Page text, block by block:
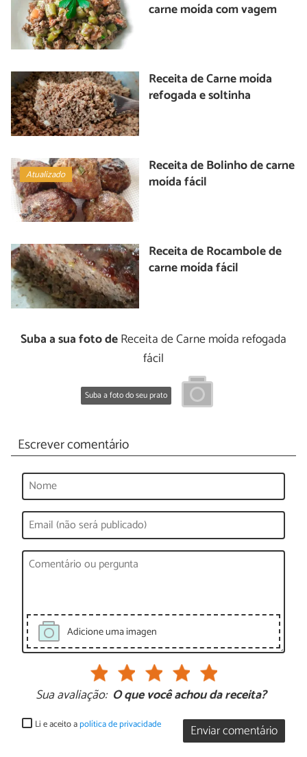
carne moída com vagem
Receita de Carne moída
refogada e soltinha
Atualizado
Receita de Bolinho de carne
moída fácil
Receita de Rocambole de
carne moída fácil
Suba a sua foto deReceita de Carne moída refogada
fácil
Suba a foto do seu prato
Escrever comentário
Adicione uma imagen
Sua avaliação: O que você achou da receita?
Enviar comentário
Li e aceito apolítica de privacidade